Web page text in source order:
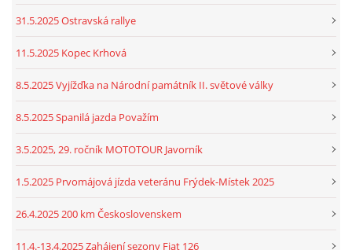
31.5.2025 Ostravská rallye
11.5.2025 Kopec Krhová
8.5.2025 Vyjížďka na Národní památník II. světové války
8.5.2025 Spanilá jazda Považím
3.5.2025, 29. ročník MOTOTOUR Javorník
1.5.2025 Prvomájová jízda veteránu Frýdek-Místek 2025
26.4.2025 200 km Československem
11.4.-13.4.2025 Zahájení sezony Fiat 126